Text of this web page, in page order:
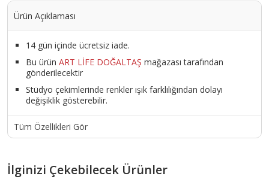
Ürün Açıklaması
14 gün içinde ücretsiz iade.
Bu ürün ART LİFE DOĞALTAŞ mağazası tarafından
gönderilecektir
Stüdyo çekimlerinde renkler ışık farklılığından dolayı
değişiklik gösterebilir.
Tüm Özellikleri Gör
İlginizi Çekebilecek Ürünler